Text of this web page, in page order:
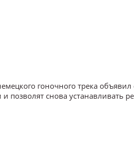
гоночного трека
позволят снова устанавливать